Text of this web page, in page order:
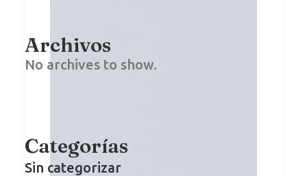
Archivos
No archives to show.
Categorías
Sin categorizar